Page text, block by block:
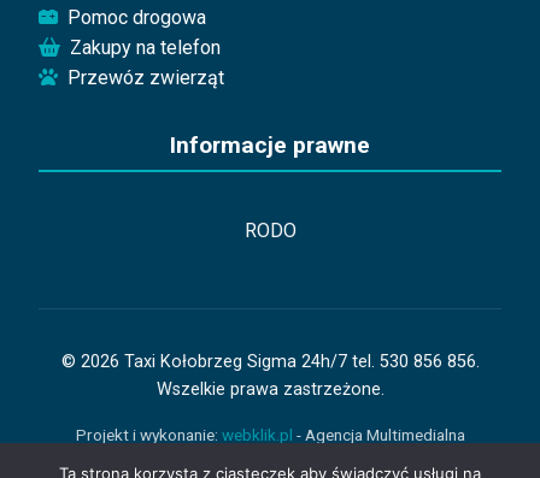
Pomoc drogowa
Zakupy na telefon
Przewóz zwierząt
Informacje prawne
RODO
© 2026 Taxi Kołobrzeg Sigma 24h/7 tel. 530 856 856.
Wszelkie prawa zastrzeżone.
Projekt i wykonanie: webklik.pl - Agencja Multimedialna
Ta strona korzysta z ciasteczek aby świadczyć usługi na